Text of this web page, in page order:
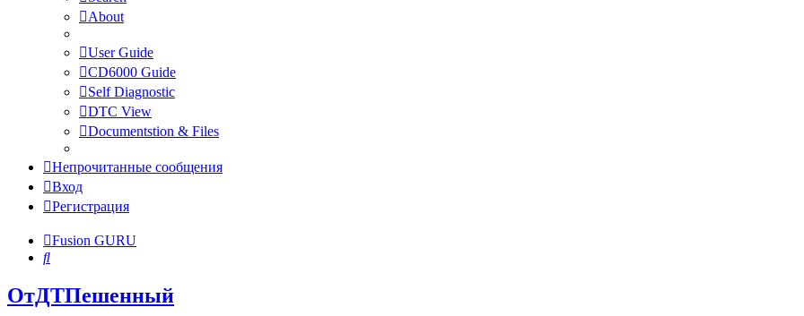
About
User Guide
CD6000 Guide
Self Diagnostic
DTC View
Documentstion & Files
Непрочитанные сообщения
Вход
Регистрация
Fusion GURU
Поиск
ОтДТПешенный